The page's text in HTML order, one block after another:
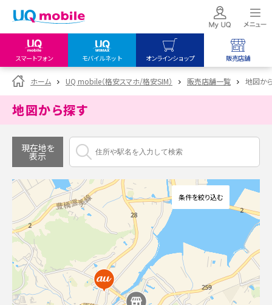
スマートフォン モバイルネット オンラインショップ 販売店舗
my UQ WiMAX
UQ WiMAX ご契約の方
My UQ mobile
UQ mobile
UQ mobile
オンラインショップ
UQ WiMAX
UQ mobile
販売店舗
UQ WiMAX
ホーム UQ mobile（格安スマホ/格安SIM） 販売店舗一覧 地図か
地図から探す
現在地を
表示
条件を絞り込む